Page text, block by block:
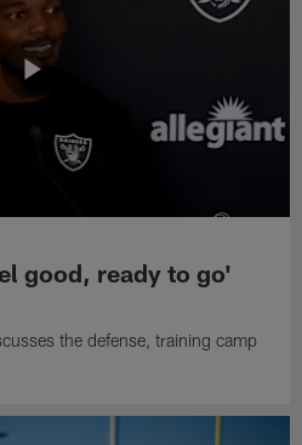
good, ready to go'
the defense, training camp